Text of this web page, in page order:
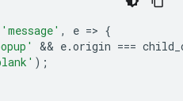
'message' , e => {
&& e.origin ===
);